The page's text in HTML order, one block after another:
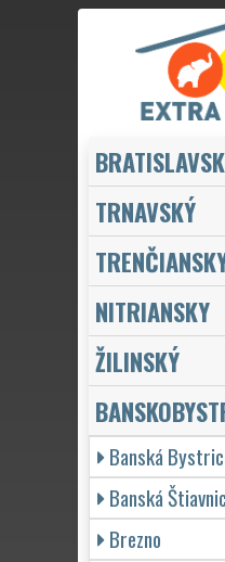
TRNAVSKÝ
NITRIANSKY
ŽILINSKÝ
Banská
Banská
Brezno